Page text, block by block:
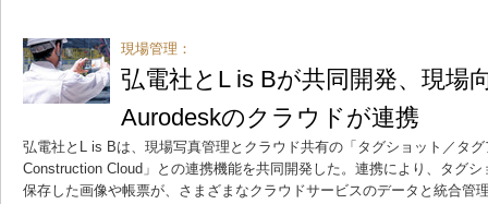
現場管理：
弘電社とL is Bが共同開発、現場
Aurodeskのクラウドが連携
弘電社とL is Bは、現場写真管理とクラウド共有の「タグショット／タ
Construction Cloud」との連携機能を共同開発した。連携により、タグ
保存した画像や帳票が、さまざまなクラウドサービスのデータと統合管